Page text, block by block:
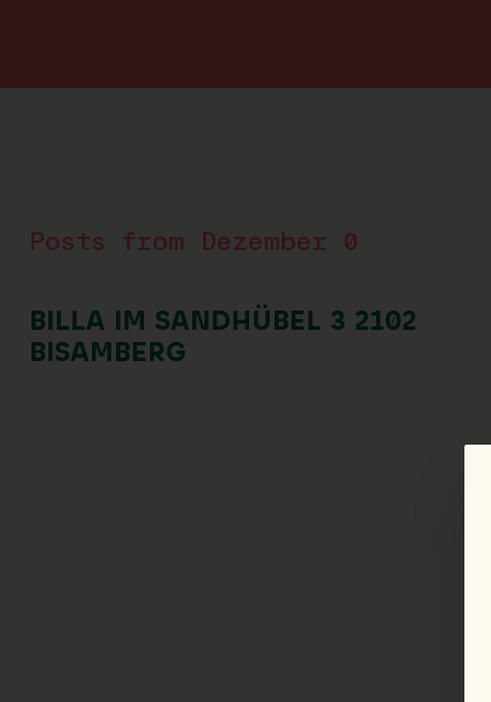
Posts from Dezember 0
BILLA IM SANDHÜBEL 3 2102
BISAMBERG